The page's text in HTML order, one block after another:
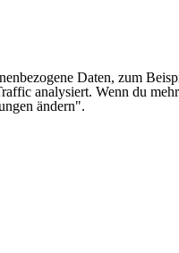
Daten, zum
analysiert. Wenn du
ändern".